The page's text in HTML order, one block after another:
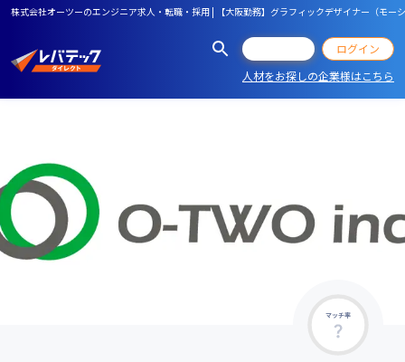
株式会社オーツーのエンジニア求人・転職・採用 | 【大阪勤務】グラフィックデザイナー（モー
ログイン
人材をお探しの企業様はこちら
マッチ率